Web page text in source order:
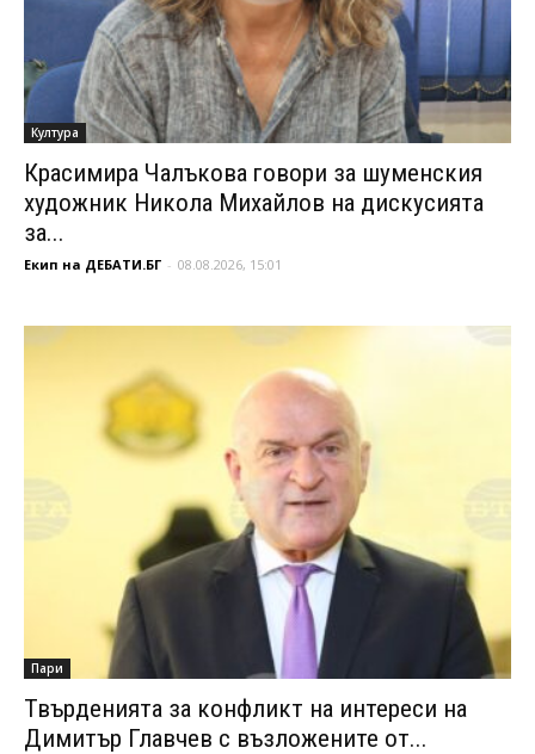
Култура
Красимира Чалъкова говори за шуменския
художник Никола Михайлов на дискусията
за...
Екип на ДЕБАТИ.БГ - 08.08.2026, 15:01
Пари
Твърденията за конфликт на интереси на
Димитър Главчев с възложените от...